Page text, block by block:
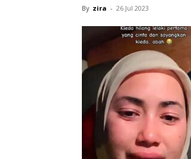
By zira - 26 Jul 2023